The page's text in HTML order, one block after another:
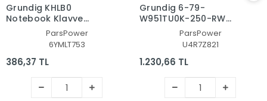
Grundig KHLB0
Notebook Klavye
(Siyah TR)ParsPower
6YMLT753
386,37 TL
Grundig 6-79-
W951TU0K-250-RW
Notebook Klavye
(Siyah TR)
ParsPower
U4R7Z821
1.230,66 TL